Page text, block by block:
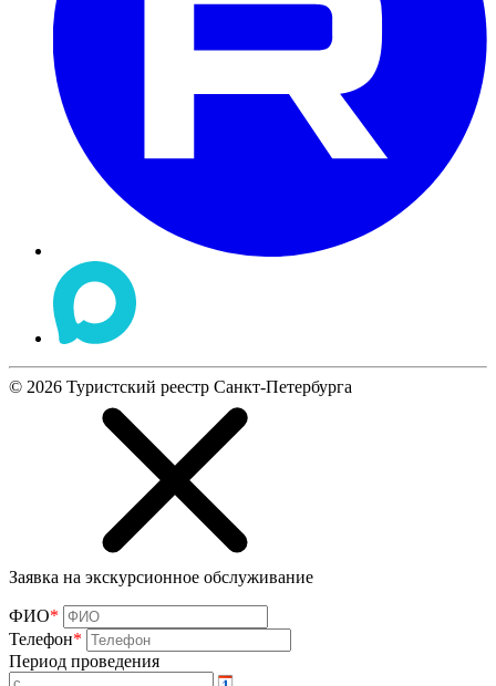
© 2026 Туристский реестр Санкт-Петербурга
Заявка на экскурсионное обслуживание
ФИО*
Телефон*
Период проведения